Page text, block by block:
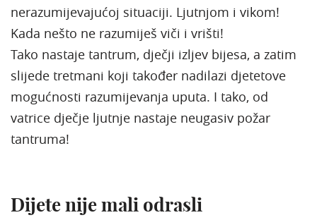
nerazumijevajućoj situaciji. Ljutnjom i vikom!
Kada nešto ne razumiješ viči i vrišti!
Tako nastaje tantrum, dječji izljev bijesa, a zatim
slijede tretmani koji također nadilazi djetetove
mogućnosti razumijevanja uputa. I tako, od
vatrice dječje ljutnje nastaje neugasiv požar
tantruma!
Dijete nije mali odrasli